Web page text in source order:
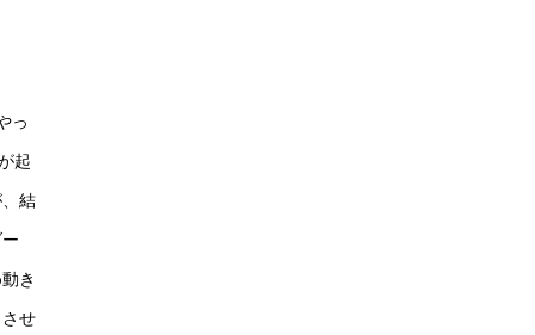
っ
起
結
き
せ